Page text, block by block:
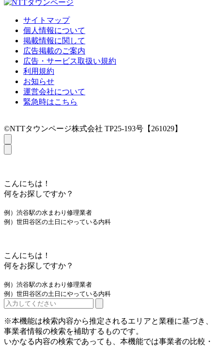
サイトマップ
個人情報について
掲載情報に関して
広告掲載のご案内
広告・サービス取扱い規約
利用規約
お知らせ
運営会社について
緊急時はこちら
©NTTタウンページ株式会社 TP25-193号【261029】
こんにちは！
何をお探しですか？
例）渋谷駅の水まわり修理業者
例）世田谷区の土日にやっている内科
こんにちは！
何をお探しですか？
例）渋谷駅の水まわり修理業者
例）世田谷区の土日にやっている内科
※本機能は検索内容から推定されるエリアと業種に基づき、
事業者情報の検索を補助するものです。
いかなる内容の検索であっても、本機能では事業者の比較・